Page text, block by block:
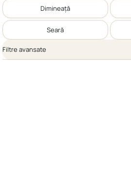
Dimineață
Seară
Filtre avansate